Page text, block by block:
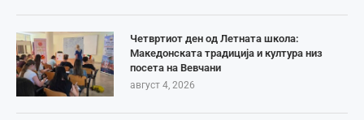
Четвртиот ден од Летната школа:
Македонската традиција и култура низ
посета на Вевчани
август 4, 2026